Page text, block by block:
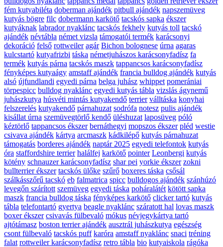
fém kutyabiléta doberman ajándék pitbull ajándék napszemüveg
kutyás bögre filc dobermann karkötő tacskós sapka ékszer
kutyáknak labrador nyaklánc tacskós fekhely kutyás toll tacskó
ajándék névtábla német vizsla támogatói termék karácsonyi
dekoráció felső rottweiler agár Bichon bolognese úrna agaras
kulcstartó kutyafrizbi táska németjuhászos karácsonyfadísz fa
termék kutyás párna tacskós maszk tappancsos karácsonyfadísz
fényképes kutyaágy amstaff ajándék francia bulldog ajándék kutyás
alsó újfundlandi egyedi párna belga juhász whippet pomerániai
törpespicc bulldog nyaklánc egyedi kutyás tábla vizslás ágynemű
juhászkutya húsvéti mintás kutyakendő terrier válltáska konyhai
felszerelés kutyakendő párnahuzat sodrófa notesz pulis ajándék
kisállat úrna szemüvegtörlő kendő üléshuzat laposüveg póló
kéztörlő tappancsos ékszer bernáthegyi mopszos ékszer pléd westie
csivava ajándék kártya arcmaszk kádkilépő kutyás párnahuzat
támogatás borderes ajándék naptár 2025 egyedi telefontok kutyás
óra staffordshire terrier halálfej karkötő pointer Leonbergi kutyás
kötény schnauzer karácsonyfadísz shar pei yorkie ékszer zokni
bullterrier ékszer tacskós ülőke szűrő boxeres táska csősál
szálkásszőrű tacskó eb falmatrica spicc bulldogos ajándék szánhúzó
levegőn szárított szemüveg egyedi táska poháralátét kötött sapka
maszk francia bulldog táska fényképes karkötő clicker tartó kutyás
tábla telefontartó gyertya beagle nyaklánc száratott hal lovas maszk
boxer ékszer csivavás fülbevaló mókus névjegykártya tartó
ajtótámasz boston terrier ajándék ausztrál juhászkutya egészség
csont fülbevaló tacskós puff karóra amstaff nyaklánc snaci tréning
falat rottweiler karácsonyfadísz retro tábla bio kutyaiskola rágóka